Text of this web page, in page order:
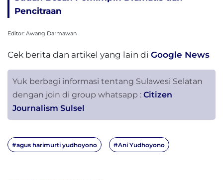
Pencitraan
Editor: Awang Darmawan
Cek berita dan artikel yang lain di Google News
Yuk berbagi informasi tentang Sulawesi Selatan
dengan join di group whatsapp : Citizen
Journalism Sulsel
#agus harimurti yudhoyono #Ani Yudhoyono